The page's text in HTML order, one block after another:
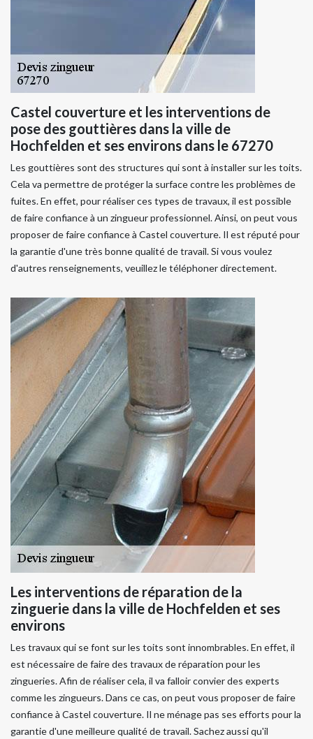
Castel couverture et les interventions de
pose des gouttières dans la ville de
Hochfelden et ses environs dans le 67270
Les gouttières sont des structures qui sont à installer sur les toits.
Cela va permettre de protéger la surface contre les problèmes de
fuites. En effet, pour réaliser ces types de travaux, il est possible
de faire confiance à un zingueur professionnel. Ainsi, on peut vous
proposer de faire confiance à Castel couverture. Il est réputé pour
la garantie d'une très bonne qualité de travail. Si vous voulez
d'autres renseignements, veuillez le téléphoner directement.
Les interventions de réparation de la
zinguerie dans la ville de Hochfelden et ses
environs
Les travaux qui se font sur les toits sont innombrables. En effet, il
est nécessaire de faire des travaux de réparation pour les
zingueries. Afin de réaliser cela, il va falloir convier des experts
comme les zingueurs. Dans ce cas, on peut vous proposer de faire
confiance à Castel couverture. Il ne ménage pas ses efforts pour la
garantie d'une meilleure qualité de travail. Sachez aussi qu'il